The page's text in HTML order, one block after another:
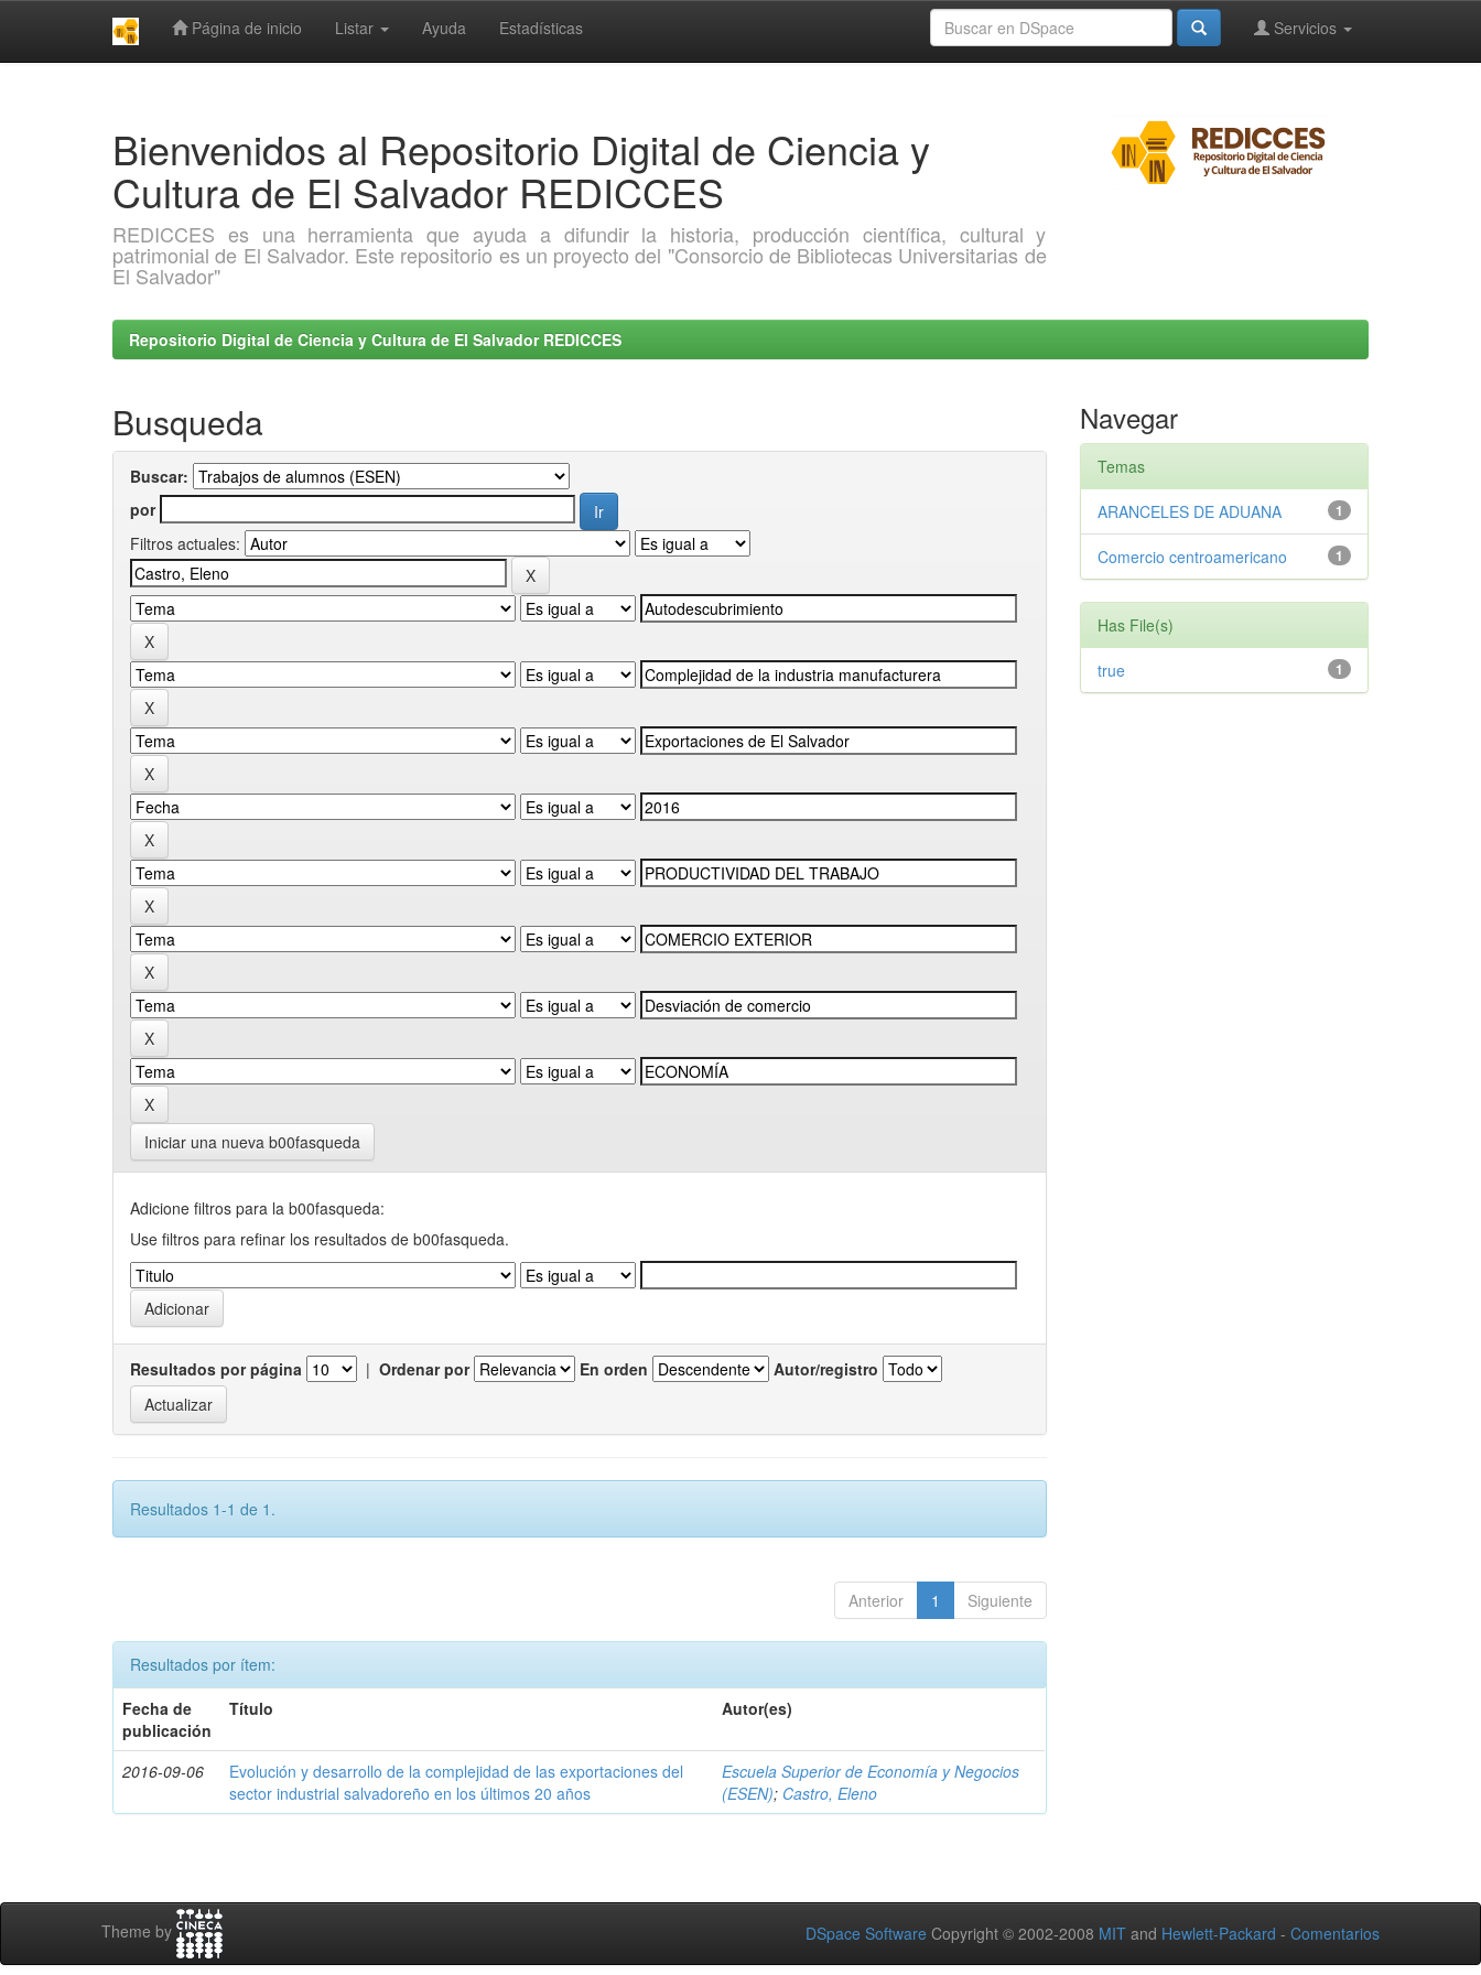
Página de inicio Listar Ayuda Estadísticas Servicios
Bienvenidos al Repositorio Digital de Ciencia y
Cultura de El Salvador REDICCES
REDICCES es una herramienta que ayuda a difundir la historia, producción científica, cultural y
patrimonial de El Salvador. Este repositorio es un proyecto del "Consorcio de Bibliotecas Universitarias de
El Salvador"
Repositorio Digital de Ciencia y Cultura de El Salvador REDICCES
Busqueda
Buscar:
por
Filtros actuales:
Iniciar una nueva b00fasqueda
Adicione filtros para la b00fasqueda:
Use filtros para refinar los resultados de b00fasqueda.
Resultados por página | Ordenar por En orden Autor/registro
Resultados 1-1 de 1.
Anterior 1 Siguiente
Resultados por ítem:
Fecha de
publicación
Título Autor(es)
2016-09-06
Evolución y desarrollo de la complejidad de las exportaciones del
sector industrial salvadoreño en los últimos 20 años
Escuela Superior de Economía y Negocios
(ESEN); Castro, Eleno
Navegar
Temas
1
ARANCELES DE ADUANA
1
Comercio centroamericano
Has File(s)
1
true
Theme by DSpace Software Copyright © 2002-2008 MIT and Hewlett-Packard - Comentarios